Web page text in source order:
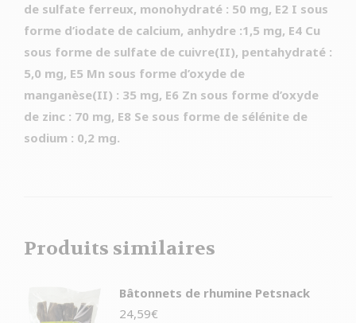
de sulfate ferreux, monohydraté : 50 mg, E2 I sous
forme d’iodate de calcium, anhydre :1,5 mg, E4 Cu
sous forme de sulfate de cuivre(II), pentahydraté :
5,0 mg, E5 Mn sous forme d’oxyde de
manganèse(II) : 35 mg, E6 Zn sous forme d’oxyde
de zinc : 70 mg, E8 Se sous forme de sélénite de
sodium : 0,2 mg.
Produits similaires
Bâtonnets de rhumine Petsnack
24,59€